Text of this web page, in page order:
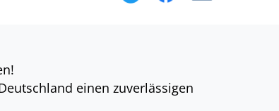
einen zuverlässigen